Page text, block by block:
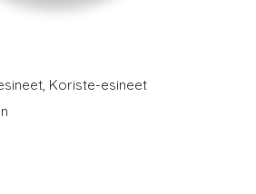
, Koriste-esineet